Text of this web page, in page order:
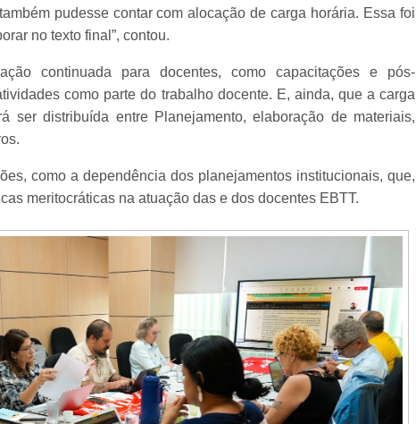
pudesse contar com alocação de carga horária. Essa foi
no texto final”, contou.
continuada para docentes, como capacitações e pós-
como parte do trabalho docente. E, ainda, que a carga
ser distribuída entre Planejamento, elaboração de materiais,
como a dependência dos planejamentos institucionais, que,
meritocráticas na atuação das e dos docentes EBTT.